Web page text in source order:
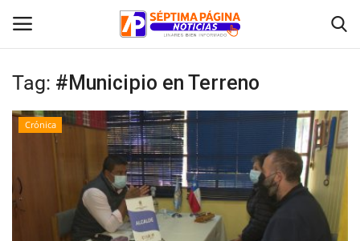
Inicio
Crónica
Policial
Tribunales
Tag: #Municipio en Terreno
Crónica